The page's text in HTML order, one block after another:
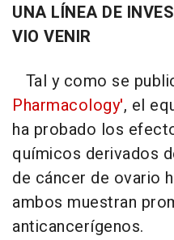
UNA LÍNEA DE
VIO VENIR
Tal y como se
Pharmacology', el
ha probado los
químicos derivados
de cáncer de ovario
ambos muestran
anticancerígenos.